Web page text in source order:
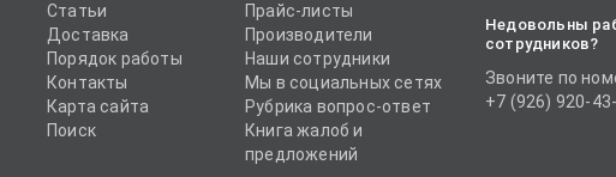
Статьи
Доставка
Порядок работы
Контакты
Карта сайта
Поиск
Прайс-листы
Производители
Наши сотрудники
Мы в социальных сетях
Рубрика вопрос-ответ
Книга жалоб и
предложений
Недовольны
сотрудников?
Звоните по
+7 (926) 920-